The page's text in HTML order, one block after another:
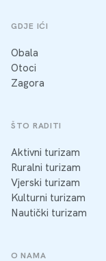
GDJE IĆI
Obala
Otoci
Zagora
ŠTO RADITI
Aktivni turizam
Ruralni turizam
Vjerski turizam
Kulturni turizam
Nautički turizam
O NAMA